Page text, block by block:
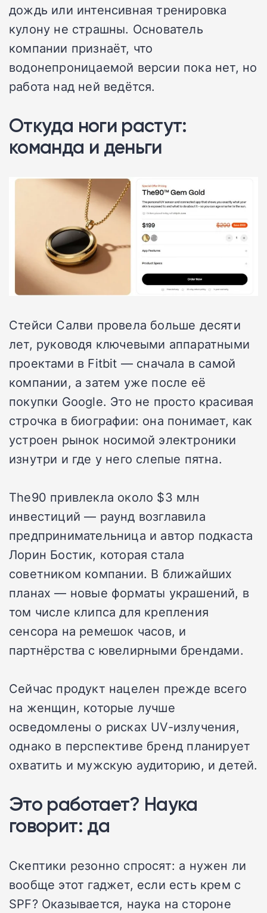
дождь или интенсивная тренировка
кулону не страшны. Основатель
компании признаёт, что
водонепроницаемой версии пока нет, но
работа над ней ведётся.
Откуда ноги растут:
команда и деньги
Стейси Салви провела больше десяти
лет, руководя ключевыми аппаратными
проектами в Fitbit — сначала в самой
компании, а затем уже после её
покупки Google. Это не просто красивая
строчка в биографии: она понимает, как
устроен рынок носимой электроники
изнутри и где у него слепые пятна.
The90 привлекла около $3 млн
инвестиций — раунд возглавила
предпринимательница и автор подкаста
Лорин Бостик, которая стала
советником компании. В ближайших
планах — новые форматы украшений, в
том числе клипса для крепления
сенсора на ремешок часов, и
партнёрства с ювелирными брендами.
Сейчас продукт нацелен прежде всего
на женщин, которые лучше
осведомлены о рисках UV-излучения,
однако в перспективе бренд планирует
охватить и мужскую аудиторию, и детей.
Это работает? Наука
говорит: да
Скептики резонно спросят: а нужен ли
вообще этот гаджет, если есть крем с
SPF? Оказывается, наука на стороне